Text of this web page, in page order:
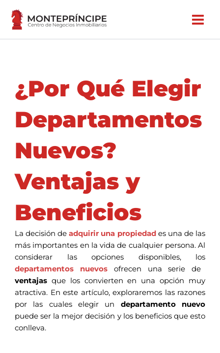
contenido
¿Por Qué Elegir
Departamentos
Nuevos?
Ventajas y
Beneficios
La decisión deadquirir una propiedad es una de las
más importantes en la vida de cualquier persona. Al
considerar las opciones disponibles, los
departamentos nuevos
ofrecen una serie de
ventajas que los convierten en una opción muy
atractiva. En este artículo, exploraremos las razones
por las cuales elegir un departamento nuevo
puede ser la mejor decisión y los beneficios que esto
conlleva.